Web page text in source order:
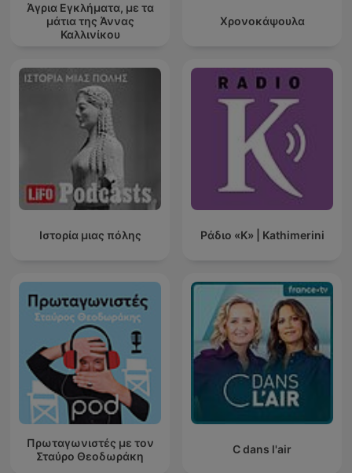
Άγρια Εγκλήματα, με τα
μάτια της Άννας
Καλλινίκου
Χρονοκάψουλα
Ιστορία μιας πόλης Ράδιο «Κ» | Kathimerini
Πρωταγωνιστές με τον
Σταύρο Θεοδωράκη
C dans l'air